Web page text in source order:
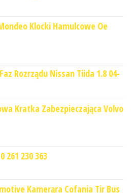
Klocki Hamulcowe Oe
Rozrządu Nissan Tiida 1.8 04-
Kratka Zabezpieczająca Volvo
261 230 363
Kamerąra Cofania Tir Bus